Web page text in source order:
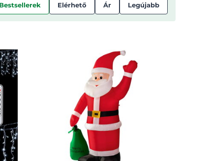
Bestsellerek Elérhető Ár Legújabb